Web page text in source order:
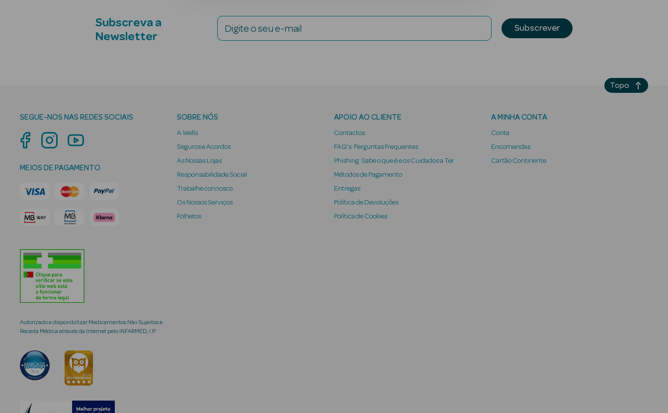
Subscreva a
Newsletter
Digite o seu e-mail Subscrever
SEGUE-NOS NAS REDES SOCIAIS
MEIOS DE PAGAMENTO
Autorizado a disponibilizar Medicamentos Não Sujeitos a
Receita Médica através da Internet pelo INFARMED, I.P.
SOBRE NÓS
A Wells
Seguros e Acordos
As Nossas Lojas
Responsabilidade Social
Trabalhe connosco
Os Nossos Serviços
Folhetos
APOIO AO CLIENTE
Contactos
FAQ's: Perguntas Frequentes
Phishing: Sabe o que é e os Cuidados a Ter
Métodos de Pagamento
Entregas
Política de Devoluções
Política de Cookies
A MINHA CONTA
Conta
Encomendas
Cartão Continente
Topo